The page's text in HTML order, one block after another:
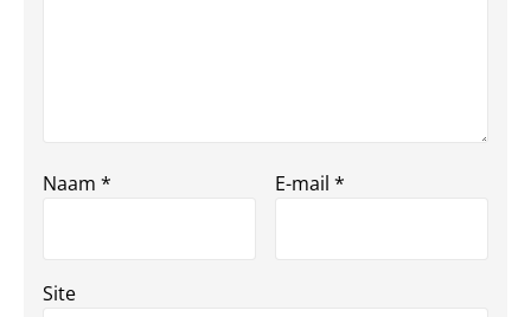
Naam * E-mail *
Site